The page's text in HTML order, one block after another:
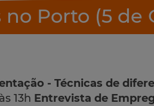
no Porto (5 de
- Técnicas de
13h Entrevista de